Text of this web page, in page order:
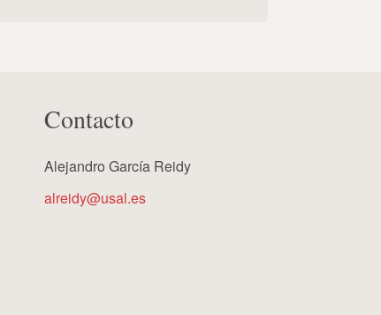
Contacto
Alejandro García Reidy
alreidy@usal.es